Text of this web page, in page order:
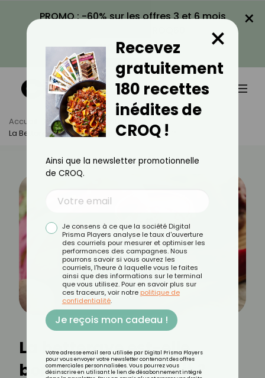
PROMO : -60% sur les offres 3 et 6 mois
VOIR LA PROMO
×
Accueil Actus
Alimentation
La Betterave Est-Elle Bonne Pour Le Transit ?
La betterave est-elle
bonne pour le transit ?
Recevez
gratuitement
180 recettes
inédites de
CROQ !
×
Ainsi que la newsletter promotionnelle
de CROQ.
Je consens à ce que la société Digital
Prisma Players analyse le taux d'ouverture
des courriels pour mesurer et optimiser les
performances des campagnes. Nous
pourrons savoir si vous ouvrez les
courriels, l'heure à laquelle vous le faites
ainsi que des informations sur le terminal
que vous utilisez. Pour en savoir plus sur
ces traceurs, voir notre politique de
confidentialité.
Je reçois mon cadeau !
Votre adresse email sera utilisée par Digital Prisma Players
pour vous envoyer votre newsletter contenant des offres
commerciales personnalisées. Vous pourrez vous
désinscrire en utilisant le lien de désabonnement intégré